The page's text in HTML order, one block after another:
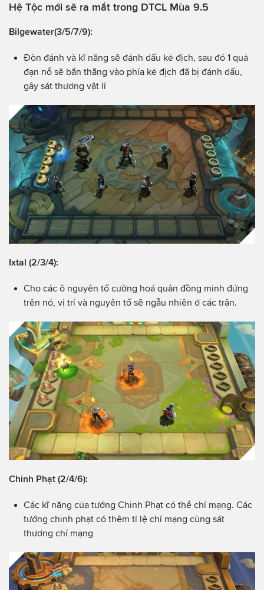
Hệ Tộc mới sẽ ra mắt trong DTCL Mùa 9.5
Bilgewater(3/5/7/9):
Đòn đánh và kĩ năng sẽ đánh dấu kẻ địch, sau đó 1 quả
đạn nổ sẽ bắn thẳng vào phía kẻ địch đã bị đánh dấu,
gây sát thương vật lí
Ixtal (2/3/4):
Cho các ô nguyên tố cường hoá quân đồng minh đứng
trên nó, vị trí và nguyên tố sẽ ngẫu nhiên ở các trận.
Chinh Phạt (2/4/6):
Các kĩ năng của tướng Chinh Phạt có thể chí mạng. Các
tướng chinh phạt có thêm tỉ lệ chí mạng cùng sát
thương chí mạng